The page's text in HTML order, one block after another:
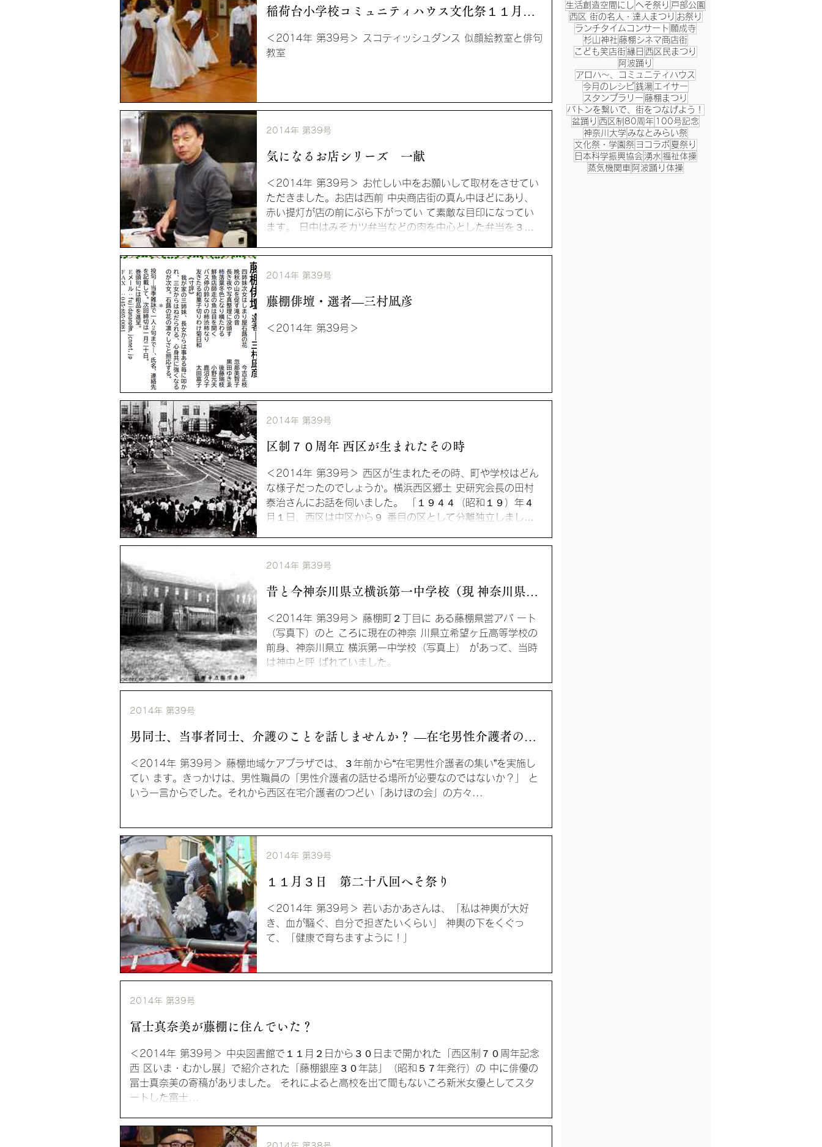
稲荷台小学校コミュニティハウス文化祭１１月１5
日～１６日
＜2014年 第39号＞ スコティッシュダンス 似顔絵教室と俳句
教室
気になるお店シリーズ 一献
＜2014年 第39号＞ お忙しい中をお願いして取材をさせてい
ただきました。お店は西前 中央商店街の真ん中ほどにあり、
赤い提灯が店の前にぶら下がってい て素敵な目印になってい
ます。 日中はみそカツ弁当などの肉を中心とした弁当を３種
2014年 第39号
藤棚俳壇・選者―三村凪彦
＜2014年 第39号＞
2014年 第39号
区制７０周年 西区が生まれたその時
＜2014年 第39号＞ 西区が生まれたその時、町や学校はどん
な様子だったのでしょうか。横浜西区郷土 史研究会長の田村
泰治さんにお話を伺いました。 「１９４４（昭和１９）年４
月１日、西区は中区から９ 番目の区として分離独立しまし
2014年 第39号
昔と今神奈川県立横浜第一中学校（現 神奈川県立
希望ヶ丘高等学校）
＜2014年 第39号＞ 藤棚町２丁目に ある藤棚県営アパ ート
（写真下）のと ころに現在の神奈 川県立希望ヶ丘高等学校の
前身、神奈川県立 横浜第一中学校（写真上） があって、当時
は神中と呼 ばれていました。
2014年 第39号
男同士、当事者同士、介護のことを話しませんか？ ―在宅男性介護者の集
い―藤棚地域ケアプラザ副所長 井口雅俊
＜2014年 第39号＞ 藤棚地域ケアプラザでは、３年前から“在宅男性介護者の集い”を実施し
てい ます。きっかけは、男性職員の「男性介護者の話せる場所が必要なのではないか？」 と
いう一言からでした。それから西区在宅介護者のつどい「あけぼの会」の方々...
2014年 第39号
１１月３日 第二十八回へそ祭り
＜2014年 第39号＞ 若いおかあさんは、「私は神輿が大好
き、血が騒ぐ、自分で担ぎたいくらい」 神輿の下をくぐっ
て、「健康で育ちますように！」
2014年 第39号
冨士真奈美が藤棚に住んでいた？
＜2014年 第39号＞ 中央図書館で１１月２日から３０日まで開かれた「西区制７０周年記念
西 区いま・むかし展」で紹介された「藤棚銀座３０年誌」（昭和５７年発行）の 中に俳優の
冨士真奈美の寄稿がありました。 それによると高校を出て間もないころ新米女優としてスタ
ートした富士...
2014年 第39号
生活創造空間にし へそ祭り 戸部公園
西区 街の名人・達人まつり お祭り
ランチタイムコンサート 願成寺
杉山神社 藤棚シネマ商店街
こども笑店街縁日 西区民まつり
阿波踊り
アロハ～、コミュニティハウス
今月のレシピ銭湯 エイサー
スタンプラリー 藤棚まつり
バトンを繋いで、街をつなげよう！
盆踊り 西区制80周年 100号記念
神奈川大学 みなとみらい祭
文化祭・学園祭 ヨコラボ 夏祭り
日本科学振興協会 湧水 福祉体操
蒸気機関車 阿波踊り体操